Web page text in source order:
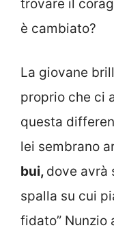
trovare il
è cambiato?
La giovane
proprio che ci
questa
lei sembrano
bui, dove avrà
spalla su cui
fidato” Nunzio